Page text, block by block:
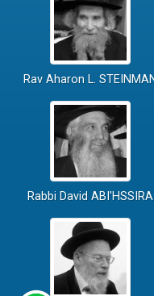
Rav Aharon L.
Rabbi David ABI'HSSIRA